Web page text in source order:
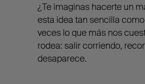
¿Te imaginas hacerte un
esta idea tan sencilla
veces lo que más nos
rodea: salir corriendo,
desaparece.